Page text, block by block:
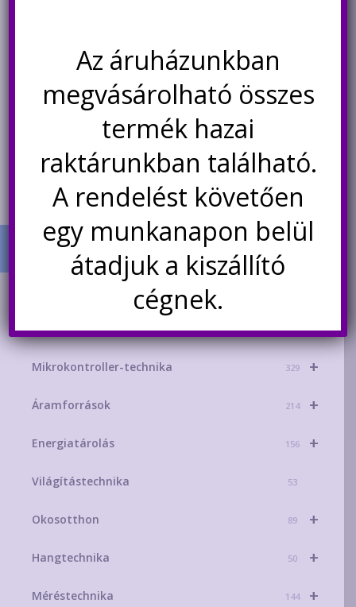
Nincs készleten
Értesítésetek ha
újra elérhető
3.300 FtOriginal
was:
2.700FtCurrent
is:
Kosárba teszem
+
AKCIÓS TERMÉKEK 181
+
Mikrokontroller-technika 329
+
Áramforrások 214
+
Energiatárolás 156
Világítástechnika 53
+
Okosotthon 89
+
Hangtechnika 50
+
Méréstechnika 144
Az áruházunkban
megvásárolható összes
termék hazai
raktárunkban található.
A rendelést követően
egy munkanapon belül
átadjuk a kiszállító
cégnek.